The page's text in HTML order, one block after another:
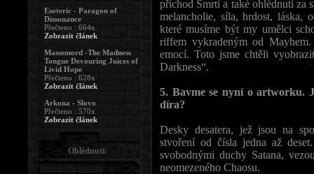
příchod Smrti a také ohlédnutí za
melancholie, síla, hrdost, láska,
které musíme být my umělci
riffem vykradeným od
emocí. Toto jsme chtěli
Darkness“.
5. Bavme se nyní o artworku.
díra?
Desky desatera, jež jsou na
stvoření od čísla jedna až
svobodnými duchy Satana,
neomezeného Chaosu.
Esoteric - Paragon of
Dissonance
Přečteno : 664x
Zobrazit článek
Massemord -The Madness
Tongue Devouring Juices of
Livid Hope
Přečteno : 628x
Zobrazit článek
Arkona - Slovo
Přečteno : 570x
Zobrazit článek
Ohlédnutí: